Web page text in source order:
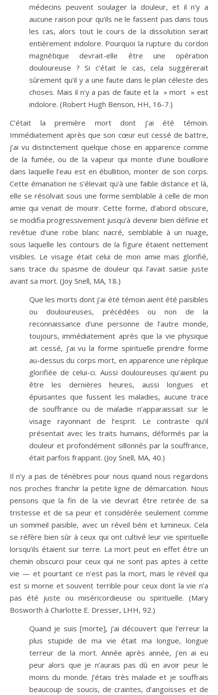
médecins peuvent soulager la douleur, et il n’y a
aucune raison pour qu’ils ne le fassent pas dans tous
les cas, alors tout le cours de la dissolution serait
entièrement indolore. Pourquoi la rupture du cordon
magnétique devrait-elle être une opération
douloureuse ? Si c’était le cas, cela suggérerait
sûrement qu’il y a une faute dans le plan céleste des
choses. Mais il n’y a pas de faute et la » mort » est
indolore. (Robert Hugh Benson, HH, 16-7.)
C’était la première mort dont j’ai été témoin.
Immédiatement après que son cœur eut cessé de battre,
j’ai vu distinctement quelque chose en apparence comme
de la fumée, ou de la vapeur qui monte d’une bouilloire
dans laquelle l’eau est en ébullition, monter de son corps.
Cette émanation ne s’élevait qu’à une faible distance et là,
elle se résolvait sous une forme semblable à celle de mon
amie qui venait de mourir. Cette forme, d’abord obscure,
se modifia progressivement jusqu’à devenir bien définie et
revêtue d’une robe blanc nacré, semblable à un nuage,
sous laquelle les contours de la figure étaient nettement
visibles. Le visage était celui de mon amie mais glorifié,
sans trace du spasme de douleur qui l’avait saisie juste
avant sa mort. (Joy Snell, MA, 18.)
Que les morts dont j’ai été témoin aient été paisibles
ou douloureuses, précédées ou non de la
reconnaissance d’une personne de l’autre monde,
toujours, immédiatement après que la vie physique
ait cessé, j’ai vu la forme spirituelle prendre forme
au-dessus du corps mort, en apparence une réplique
glorifiée de celui-ci. Aussi douloureuses qu’aient pu
être les dernières heures, aussi longues et
épuisantes que fussent les maladies, aucune trace
de souffrance ou de maladie n’apparaissait sur le
visage rayonnant de l’esprit. Le contraste qu’il
présentait avec les traits humains, déformés par la
douleur et profondément sillonnés par la souffrance,
était parfois frappant. (Joy Snell, MA, 40.)
Il n’y a pas de ténèbres pour nous quand nous regardons
nos proches franchir la petite ligne de démarcation. Nous
pensons que la fin de la vie devrait être retirée de sa
tristesse et de sa peur et considérée seulement comme
un sommeil paisible, avec un réveil béni et lumineux. Cela
se réfère bien sûr à ceux qui ont cultivé leur vie spirituelle
lorsqu’ils étaient sur terre. La mort peut en effet être un
chemin obscurci pour ceux qui ne sont pas aptes à cette
vie — et pourtant ce n’est pas la mort, mais le réveil qui
est si morne et souvent terrible pour ceux dont la vie n’a
pas été juste ou miséricordieuse ou spirituelle. (Mary
Bosworth à Charlotte E. Dresser, LHH, 92.)
Quand je suis [morte], j’ai découvert que l’erreur la
plus stupide de ma vie était ma longue, longue
terreur de la mort. Année après année, j’en ai eu
peur alors que je n’aurais pas dû en avoir peur le
moins du monde. J’étais très malade et je souffrais
beaucoup de soucis, de craintes, d’angoisses et de